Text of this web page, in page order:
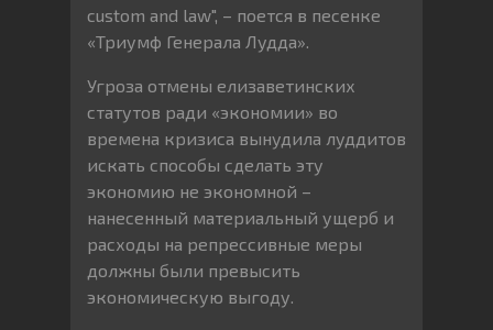
custom and law", – поется в песенке
«Триумф Генерала Лудда».
Угроза отмены елизаветинских
статутов ради «экономии» во
времена кризиса вынудила луддитов
искать способы сделать эту
экономию не экономной –
нанесенный материальный ущерб и
расходы на репрессивные меры
должны были превысить
экономическую выгоду.